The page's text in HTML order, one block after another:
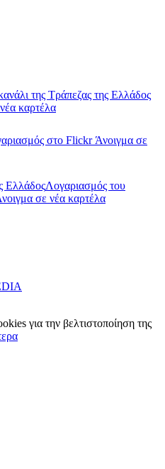
της Τράπεζας της Ελλάδος
καρτέλα
στο FlickrΆνοιγμα σε
ΕλλάδοςΛογαριασμός του
σε νέα καρτέλα
για την βελτιστοποίηση της